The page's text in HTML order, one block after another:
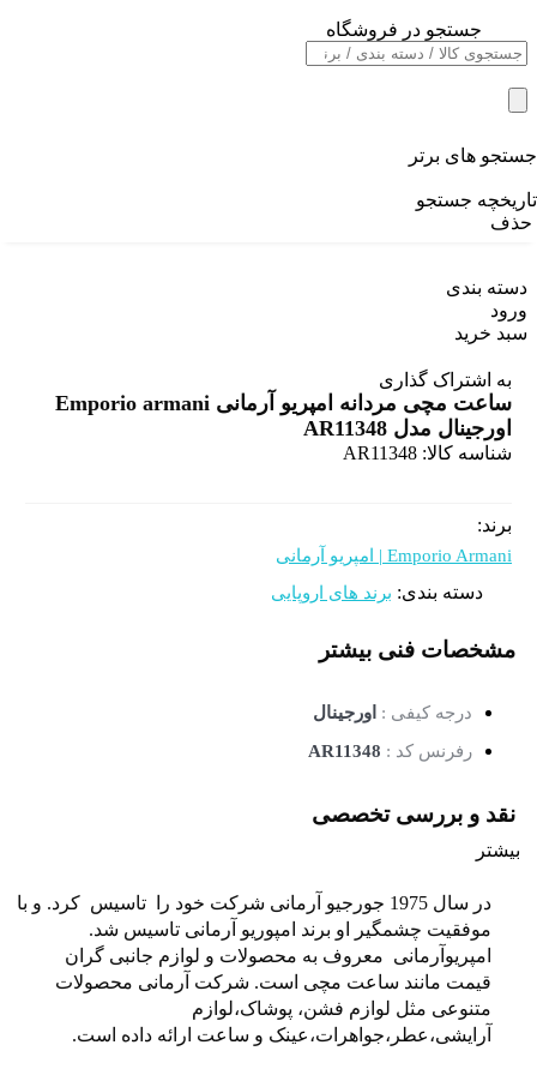
جستجو در فروشگاه
جستجو های برتر
تاریخچه جستجو
حذف
خانه
AR11348
دسته بندی
ورود
سبد خرید
به اشتراک گذاری
ساعت مچی مردانه امپریو آرمانی Emporio armani
اورجینال مدل AR11348
شناسه کالا: AR11348
برند:
Emporio Armani | امپریو آرمانی
دسته بندی: برند های اروپایی
مشخصات فنی بیشتر
درجه کیفی : اورجینال
رفرنس کد : AR11348
نقد و بررسی تخصصی
بیشتر
در سال 1975 جورجیو آرمانی شرکت خود را تاسیس کرد. و با
موفقیت چشمگیر او برند امپوریو آرمانی تاسیس شد.
امپریوآرمانی معروف به محصولات و لوازم جانبی گران
قیمت مانند ساعت مچی است. شرکت آرمانی محصولات
متنوعی مثل لوازم فشن، پوشاک،لوازم
آرایشی،عطر،جواهرات،عینک و ساعت ارائه داده است.